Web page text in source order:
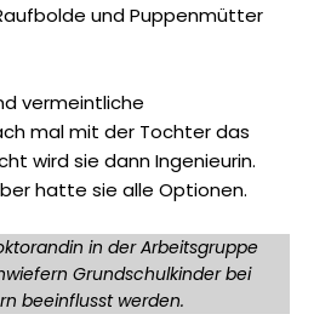
und Puppenmütter
vermeintliche
mal mit der Tochter das
wird sie dann Ingenieurin.
hatte sie alle Optionen.
in der Arbeitsgruppe
Grundschulkinder bei
beeinflusst werden.